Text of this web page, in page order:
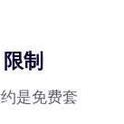
制
是免费套